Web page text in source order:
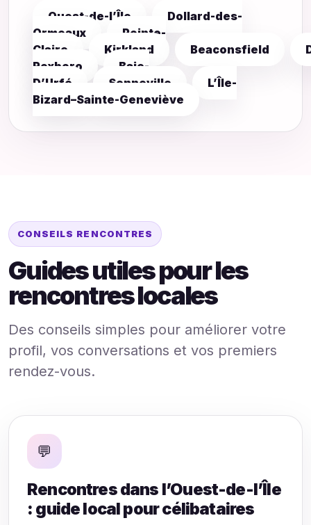
Ouest-de-l’Île
Dollard-des-
Ormeaux
Pointe-
Claire
Kirkland Beaconsfield
Roxboro
Baie-
D’Urfé
Senneville
L’Île-
Bizard–Sainte-Geneviève
CONSEILS RENCONTRES
Guides utiles pour les
rencontres locales
Des conseils simples pour améliorer votre
profil, vos conversations et vos premiers
rendez-vous.
💬
Rencontres dans l’Ouest-de-l’Île
: guide local pour célibataires